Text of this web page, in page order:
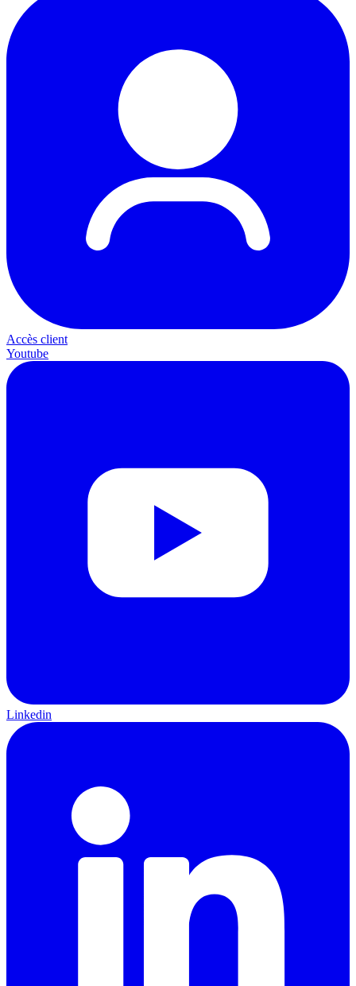
Accès client
Youtube
Linkedin